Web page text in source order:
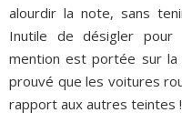
alourdir la note, sans
Inutile de désigler pour
mention est portée sur
prouvé que les voitures
rapport aux autres teintes !